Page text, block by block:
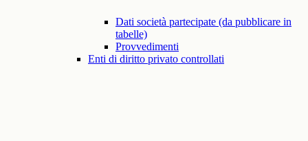
Dati società partecipate (da pubblicare in
tabelle)
Provvedimenti
Enti di diritto privato controllati